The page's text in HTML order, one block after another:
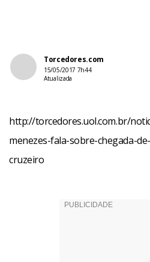
Torcedores.com
15/05/2017 7h44
Atualizada
http://torcedores.uol.com.br/
menezes-fala-sobre-chegada-
cruzeiro